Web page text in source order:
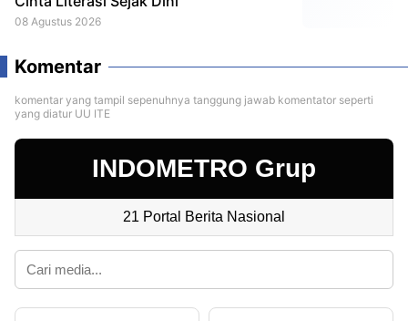
08 Agustus 2026
Komentar
komentar yang tampil sepenuhnya tanggung jawab komentator seperti
yang diatur UU ITE
INDOMETRO Grup
21 Portal Berita Nasional